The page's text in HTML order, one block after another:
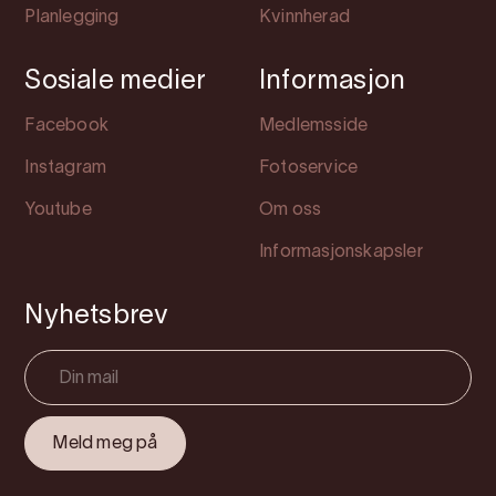
Planlegging Kvinnherad
Sosiale medier
Facebook
Instagram
Youtube
Informasjon
Medlemsside
Fotoservice
Om oss
Informasjonskapsler
Nyhetsbrev